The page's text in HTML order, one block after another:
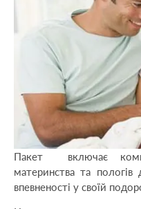
Пакет включає
материнства та
впевненості у своїй